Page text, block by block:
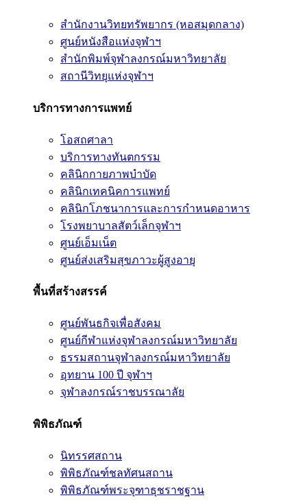
สำนักงานวิทยทรัพยากร (หอสมุดกลาง)
ศูนย์หนังสือแห่งจุฬาฯ
สำนักพิมพ์จุฬาลงกรณ์มหาวิทยาลัย
สถานีวิทยุแห่งจุฬาฯ
บริการทางการแพทย์
โอสถศาลา
บริการทางทันตกรรม
คลินิกกายภาพบำบัด
คลินิกเทคนิคการแพทย์
คลินิกโภชนาการและการกำหนดอาหาร
โรงพยาบาลสัตว์เล็กจุฬาฯ
ศูนย์เอ็มเน็ต
ศูนย์ส่งเสริมสุขภาวะผู้สูงอายุ
พื้นที่สร้างสรรค์
ศูนย์พันธกิจเพื่อสังคม
ศูนย์กีฬาแห่งจุฬาลงกรณ์มหาวิทยาลัย
ธรรมสถานจุฬาลงกรณ์มหาวิทยาลัย
อุทยาน 100 ปี จุฬาฯ
จุฬาลงกรณ์ราชบรรณาลัย
พิพิธภัณฑ์
นิทรรศสถาน
พิพิธภัณฑ์ชลทัศนสถาน
พิพิธภัณฑ์พระจุฑาธุชราชฐาน